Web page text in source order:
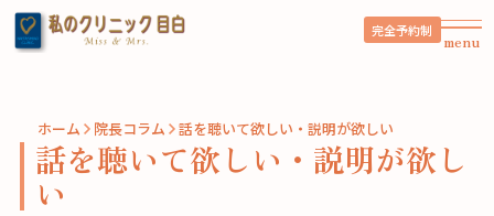
完全予約制
menu
ホーム 院長コラム 話を聴いて欲しい・説明が欲しい
話を聴いて欲しい・説明が欲し
い